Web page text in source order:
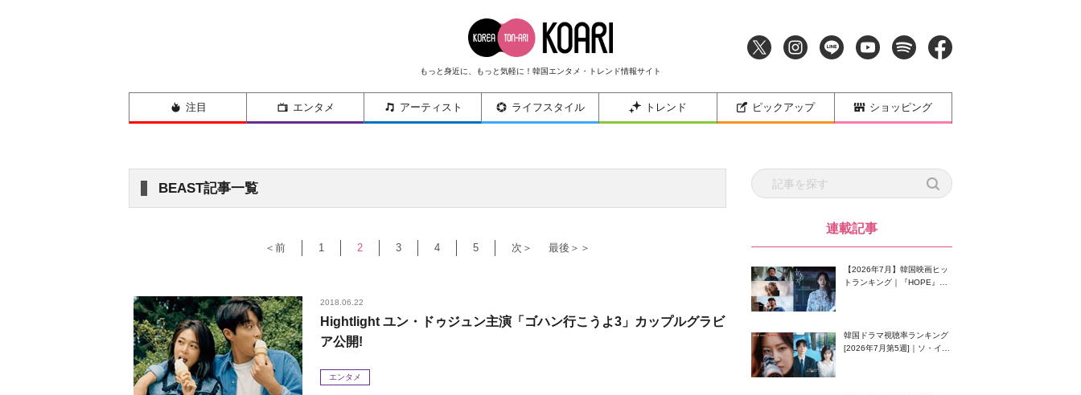
もっと身近に、もっと気軽に！韓国エンタメ・トレンド情報サイト
注目 エンタメ アーティスト ライフスタイル トレンド ピックアップ ショッピング
BEAST記事一覧
＜前 1 2 3 4 5 次＞ 最後＞＞
2018.06.22
Hightlight ユン・ドゥジュン主演「ゴハン行こうよ3」カップルグラビ
ア公開!
エンタメ
連載記事
【2026年7月】韓国映画ヒッ
トランキング｜『HOPE』が
韓国ドラマ視聴率ランキング
[2026年7月第5週]｜ソ・イン